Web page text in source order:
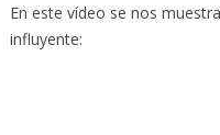
En este vídeo se nos
influyente: